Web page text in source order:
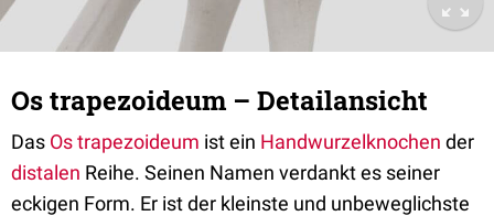
Os trapezoideum – Detailansicht
Das Os trapezoideum ist ein Handwurzelknochen der
distalen Reihe. Seinen Namen verdankt es seiner
eckigen Form. Er ist der kleinste und unbeweglichste